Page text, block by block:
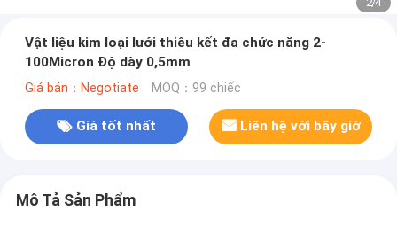
Vật liệu kim loại lưới thiêu kết đa chức năng 2-
100Micron Độ dày 0,5mm
Giá bán：Negotiate MOQ：99 chiếc
Giá tốt nhất Liên hệ với bây giờ
Mô Tả Sản Phẩm